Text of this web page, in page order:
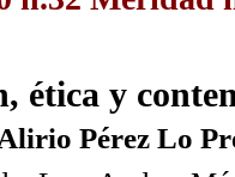
ética y
Pérez Lo